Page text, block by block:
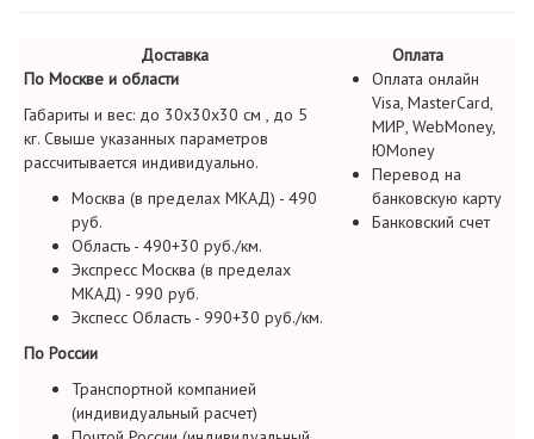
Доставка
Оплата
По Москве и области
Габариты и вес: до 30х30х30 см , до 5
кг. Свыше указанных параметров
рассчитывается индивидуально.
Москва (в пределах МКАД) - 490
руб.
Область - 490+30 руб./км.
Экспресс Москва (в пределах
МКАД) - 990 руб.
Экспесс Область - 990+30 руб./км.
По России
Транспортной компанией
(индивидуальный расчет)
Оплата онлайн
Visa, MasterCard,
МИР, WebMoney,
ЮMoney
Перевод на
банковскую карту
Банковский счет